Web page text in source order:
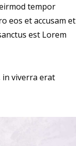
tempor
eos et accusam et
est Lorem
in viverra erat